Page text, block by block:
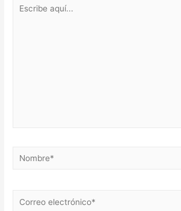
Nombre*
Correo